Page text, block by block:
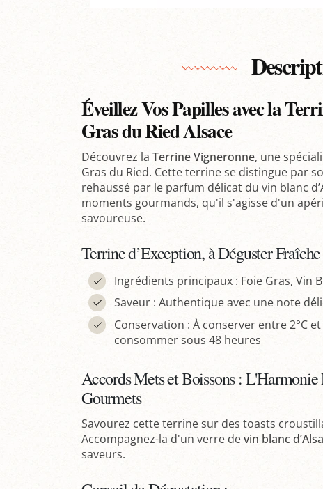
Éveillez Vos Papilles avec la
Gras du Ried Alsace
Découvrez la Terrine Vigneronne, une
Gras du Ried. Cette terrine se distingue par
rehaussé par le parfum délicat du vin blanc
moments gourmands, qu'il s'agisse d'un
savoureuse.
Terrine d’Exception, à Déguster
Ingrédients principaux : Foie Gras, Vin
Saveur : Authentique avec une note
Conservation : À conserver entre 2°C
consommer sous 48 heures
Accords Mets et Boissons :
Gourmets
Savourez cette terrine sur des toasts
Accompagnez-la d'un verre devin blanc
saveurs.